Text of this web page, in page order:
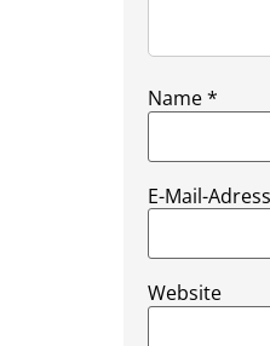
Name*
E-Mail-
Website